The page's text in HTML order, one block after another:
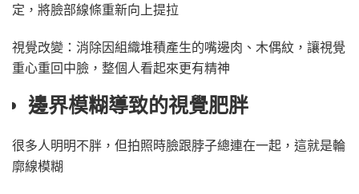
定，將臉部線條重新向上提拉
視覺改變：消除因組織堆積產生的嘴邊肉、木偶紋，讓視覺
重心重回中臉，整個人看起來更有精神
邊界模糊導致的視覺肥胖
很多人明明不胖，但拍照時臉跟脖子總連在一起，這就是輪
廓線模糊